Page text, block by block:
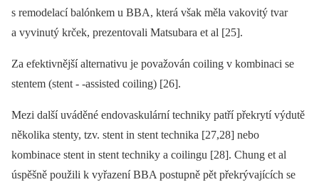
s remodelací balónkem u BBA, která však měla vakovitý tvar
a vyvinutý krček, prezentovali Matsubara et al [25].
Za efektivnější alternativu je považován coiling v kombinaci se
stentem (stent ‑⁠ -assisted coiling) [26].
Mezi další uváděné endovaskulární techniky patří překrytí výdutě
několika stenty, tzv. stent in stent technika [27,28] nebo
kombinace stent in stent techniky a coilingu [28]. Chung et al
úspěšně použili k vyřazení BBA postupně pět překrývajících se